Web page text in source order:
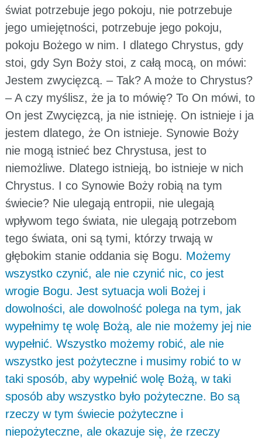
świat potrzebuje jego pokoju, nie potrzebuje
jego umiejętności, potrzebuje jego pokoju,
pokoju Bożego w nim. I dlatego Chrystus, gdy
stoi, gdy Syn Boży stoi, z całą mocą, on mówi:
Jestem zwycięzcą. – Tak? A może to Chrystus?
– A czy myślisz, że ja to mówię? To On mówi, to
On jest Zwycięzcą, ja nie istnieję. On istnieje i ja
jestem dlatego, że On istnieje. Synowie Boży
nie mogą istnieć bez Chrystusa, jest to
niemożliwe. Dlatego istnieją, bo istnieje w nich
Chrystus. I co Synowie Boży robią na tym
świecie? Nie ulegają entropii, nie ulegają
wpływom tego świata, nie ulegają potrzebom
tego świata, oni są tymi, którzy trwają w
głębokim stanie oddania się Bogu. Możemy
wszystko czynić, ale nie czynić nic, co jest
wrogie Bogu. Jest sytuacja woli Bożej i
dowolności, ale dowolność polega na tym, jak
wypełnimy tę wolę Bożą, ale nie możemy jej nie
wypełnić. Wszystko możemy robić, ale nie
wszystko jest pożyteczne i musimy robić to w
taki sposób, aby wypełnić wolę Bożą, w taki
sposób aby wszystko było pożyteczne. Bo są
rzeczy w tym świecie pożyteczne i
niepożyteczne, ale okazuje się, że rzeczy